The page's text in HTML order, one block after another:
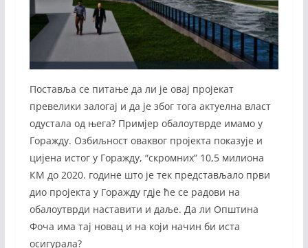
Поставља се питање да ли је овај пројекат
превелики залогај и да је због тога актуелна власт
одустала од њега? Примјер обалоутврде имамо у
Горажду. Озбиљност оваквог пројекта показује и
цијена истог у Горажду, “скромних” 10,5 милиона
КМ до 2020. године што је тек представљало први
дио пројекта у Горажду гдје ће се радови на
обалоутврди наставити и даље. Да ли Општина
Фоча има тај новац и на који начин би иста
осигурала?